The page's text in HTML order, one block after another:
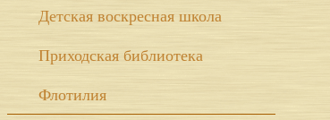
Детская воскресная школа
Приходская библиотека
Флотилия